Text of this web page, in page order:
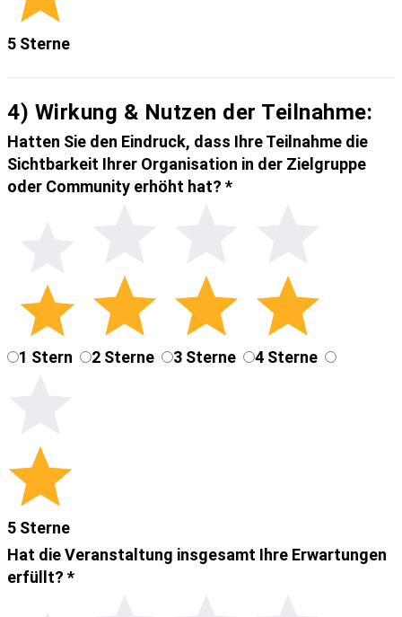
5 Sterne
4) Wirkung & Nutzen der Teilnahme:
Hatten Sie den Eindruck, dass Ihre Teilnahme die
Sichtbarkeit Ihrer Organisation in der Zielgruppe
oder Community erhöht hat? *
1 Stern 2 Sterne 3 Sterne 4 Sterne
5 Sterne
Hat die Veranstaltung insgesamt Ihre Erwartungen
erfüllt? *